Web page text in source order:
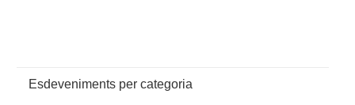
Esdeveniments per categoria